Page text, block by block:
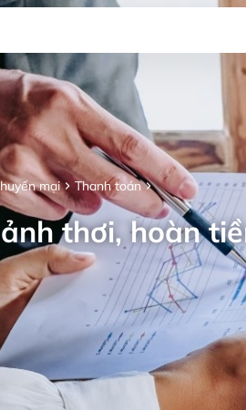
mại Thanh toán
thơi, hoàn